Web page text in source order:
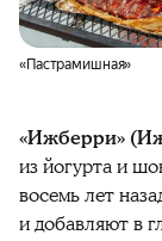
«Пастрамишная»
«Ижберри»
из йогурта и
восемь лет
и добавляют в